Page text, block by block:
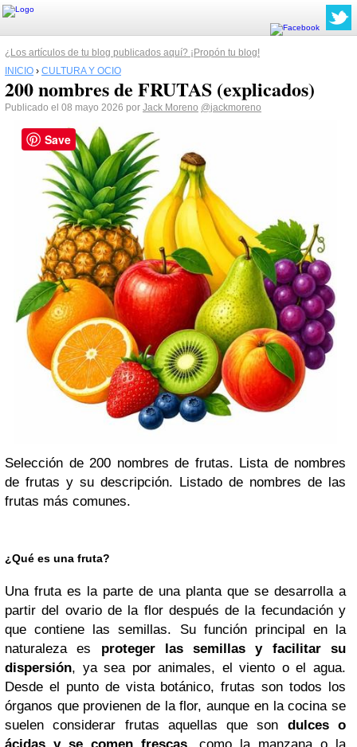
¿Los artículos de tu blog publicados aquí? ¡Propón tu blog!
INICIO › CULTURA Y OCIO
200 nombres de FRUTAS (explicados)
Publicado el 08 mayo 2026 por Jack Moreno @jackmoreno
Selección de 200 nombres de frutas. Lista de nombres
de frutas y su descripción. Listado de nombres de las
frutas más comunes.
¿Qué es una fruta?
Una fruta es la parte de una planta que se desarrolla a
partir del ovario de la flor después de la fecundación y
que contiene las semillas. Su función principal en la
naturaleza es proteger las semillas y facilitar su
dispersión, ya sea por animales, el viento o el agua.
Desde el punto de vista botánico, frutas son todos los
órganos que provienen de la flor, aunque en la cocina se
suelen considerar frutas aquellas que son dulces o
ácidas y se comen frescas, como la manzana o la
Save